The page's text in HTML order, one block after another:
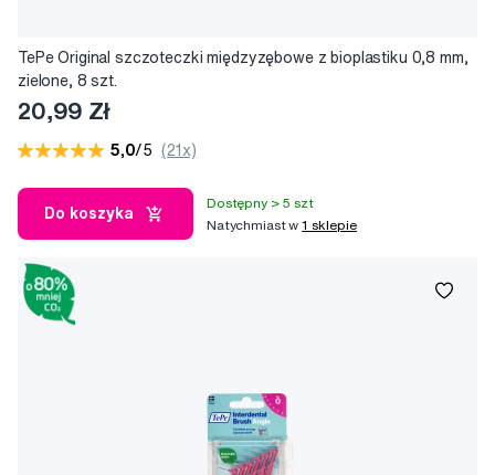
TePe Original szczoteczki międzyzębowe z bioplastiku 0,8 mm,
zielone, 8 szt.
20,99 Zł
5,0/5 (21x)
Do koszyka
Dostępny > 5 szt
Natychmiast w1 sklepie